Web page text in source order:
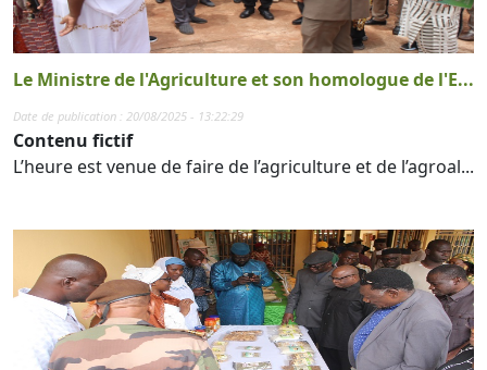
Le Ministre de l'Agriculture et son homologue de l'E...
Date de publication : 20/08/2025 - 13:22:29
Contenu fictif
L’heure est venue de faire de l’agriculture et de l’agroal...